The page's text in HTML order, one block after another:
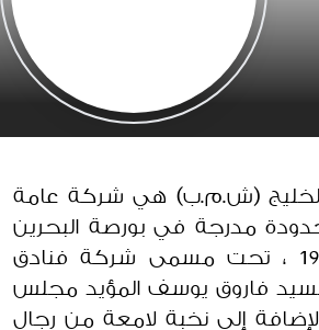
(ش.م.ب) هي شركة عامة
مدرجة في بورصة البحرين
تأسست عام 1967 ، تحت مسمى شركة فنادق
السيد فاروق يوسف المؤيد مجلس
إلى نخبة لامعة من رجال